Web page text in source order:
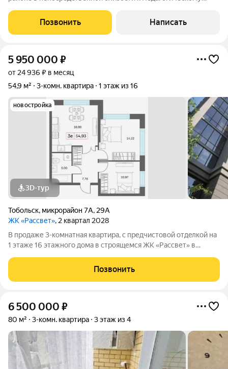
аптеки, остановочные комплексы. Натяжной потолок в
коридоре, кухне, санузле и в ванной.
Позвонить Написать
5 950 000 ₽
от 24 936 ₽ в месяц
54,9 м²
3-комн. квартира 1 этаж из 16
новостройка
3D-тур
Тобольск, микрорайон 7А, 29А
ЖК «Рассвет», 2 квартал 2028
В продаже 3-комнатная квaртиpа, c пpедчиcтoвой oтдeлкoй на
1 этаже 16 этажногo дома в строящемся ЖК «Рассвет» в
Позвонить
6 500 000 ₽
80 м² 3-комн. квартира 3 этаж из 4